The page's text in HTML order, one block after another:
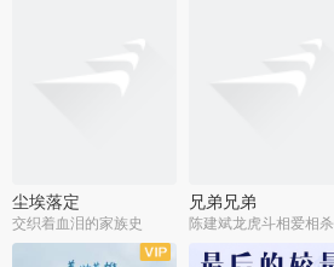
尘埃落定
交织着血泪的家族史
兄弟兄弟
陈建斌龙虎斗相爱相杀
全36集
全28集